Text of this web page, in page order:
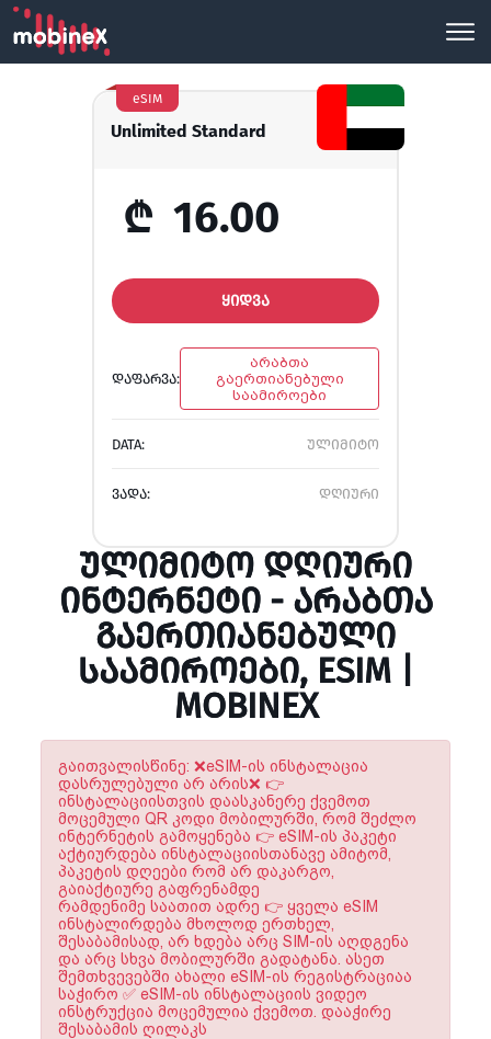
Unlimited Standard
eSIM
₾ 16.00
ᲧᲘᲓᲕᲐ
ᲓᲐᲤᲐᲠᲕᲐ:
არაბთა
გაერთიანებული
საამიროები
DATA: ულიმიტო
ᲕᲐᲓᲐ: დღიური
ᲣᲚᲘᲛᲘᲢᲝ ᲓᲦᲘᲣᲠᲘ
ᲘᲜᲢᲔᲠᲜᲔᲢᲘ - ᲐᲠᲐᲑᲗᲐ
ᲒᲐᲔᲠᲗᲘᲐᲜᲔᲑᲣᲚᲘ
ᲡᲐᲐᲛᲘᲠᲝᲔᲑᲘ, ESIM |
MOBINEX
გაითვალისწინე: ❌eSIM-ის ინსტალაცია
დასრულებული არ არის❌ 👉
ინსტალაციისთვის დაასკანერე ქვემოთ
მოცემული QR კოდი მობილურში, რომ შეძლო
ინტერნეტის გამოყენება 👉 eSIM-ის პაკეტი
აქტიურდება ინსტალაციისთანავე ამიტომ,
პაკეტის დღეები რომ არ დაკარგო,
გაიაქტიურე გაფრენამდე
რამდენიმე საათით ადრე 👉 ყველა eSIM
ინსტალირდება მხოლოდ ერთხელ,
შესაბამისად, არ ხდება არც SIM-ის აღდგენა
და არც სხვა მობილურში გადატანა. ასეთ
შემთხვევებში ახალი eSIM-ის რეგისტრაციაა
საჭირო ✅ eSIM-ის ინსტალაციის ვიდეო
ინსტრუქცია მოცემულია ქვემოთ. დააჭირე
შესაბამის ღილაკს